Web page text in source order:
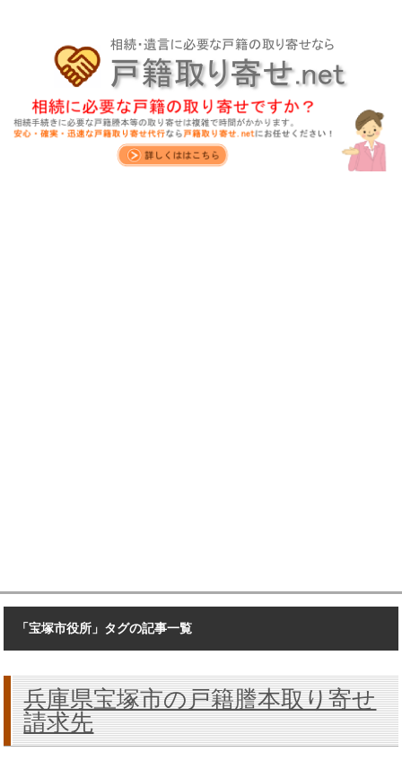
「宝塚市役所」タグの記事一覧
兵庫県宝塚市の戸籍謄本取り寄せ
請求先